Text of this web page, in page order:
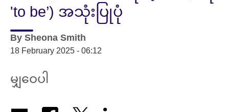
'to be’) အသုံးပြုပုံ
By Sheona Smith
18 February 2025 - 06:12
မျှဝေပါ